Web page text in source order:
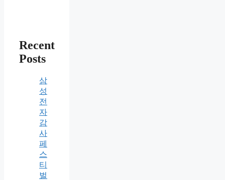
Recent
Posts
삼
성
전
자
감
사
페
스
티
벌